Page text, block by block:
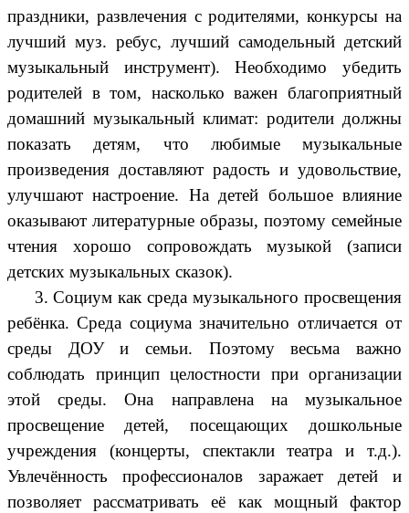
праздники, развлечения с родителями, конкурсы на
лучший муз. ребус, лучший самодельный детский
музыкальный инструмент). Необходимо убедить
родителей в том, насколько важен благоприятный
домашний музыкальный климат: родители должны
показать детям, что любимые музыкальные
произведения доставляют радость и удовольствие,
улучшают настроение. На детей большое влияние
оказывают литературные образы, поэтому семейные
чтения хорошо сопровождать музыкой (записи
детских музыкальных сказок).
3. Социум как среда музыкального просвещения
ребёнка. Среда социума значительно отличается от
среды ДОУ и семьи. Поэтому весьма важно
соблюдать принцип целостности при организации
этой среды. Она направлена на музыкальное
просвещение детей, посещающих дошкольные
учреждения (концерты, спектакли театра и т.д.).
Увлечённость профессионалов заражает детей и
позволяет рассматривать её как мощный фактор